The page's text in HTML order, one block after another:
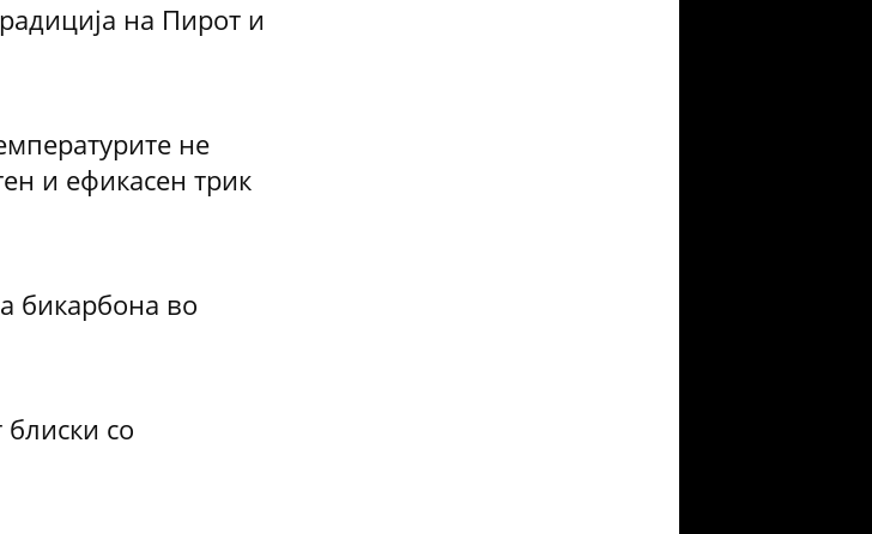
на Пирот и
не
и ефикасен трик
бикарбона во
со